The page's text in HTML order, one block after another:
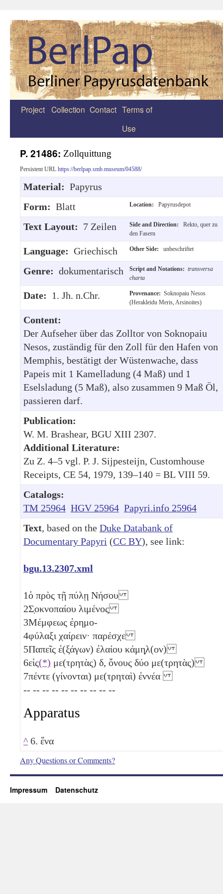
Zum
Project Collection Contact Terms of
Use
P. 21486: Zollquittung
Persistent URL https://berlpap.smb.museum/04588/
Material: Papyrus
Form: Blatt Location: Papyrusdepot
Text Layout: 7 Zeilen Side and Direction:
Rekto, quer zu
den Fasern
Language: Griechisch Other Side: unbeschriftet
Genre: dokumentarisch Script and Notations: transversa
charta
Date: 1. Jh. n.Chr. Provenance: Soknopaiu Nesos
(Herakleidu Meris, Arsinoites)
Content:
Der Aufseher über das Zolltor von Soknopaiu
Nesos, zuständig für den Zoll für den Hafen von
Memphis, bestätigt der Wüstenwache, dass
Papeis mit 1 Kamelladung (4 Maß) und 1
Eselsladung (5 Maß), also zusammen 9 Maß Öl,
passieren darf.
Publication:
W. M. Brashear, BGU XIII 2307.
Additional Literature:
Zu Z. 4–5 vgl. P. J. Sijpesteijn, Customhouse
Receipts, CE 54, 1979, 139–140 = BL VIII 59.
Catalogs:
TM 25964 HGV 25964 Papyri.info 25964
Text, based on the Duke Databank of
Documentary Papyri (CC BY), see link:
bgu.13.2307.xml
1ὁ πρὸς τῇ πύλῃ Νήσου
2Σ̣οκνοπαίου λιμένος
3Μέμφεως ἐρημο-
4φύλαξι χαίρειν· παρέσχε
5Παπεῖς ἐ(ξάγων) ἐλαίου κάμη̣λ(ον)
6εἱς(*) με(τρητὰς) δ, ὄνους δύο με(τρητὰς)
7πέντε (γίνονται) με(τρηταὶ) ἐννέα
-- -- -- -- -- -- -- -- -- --
Apparatus
^ 6. ἕνα
Any Questions or Comments?
Impressum Datenschutz